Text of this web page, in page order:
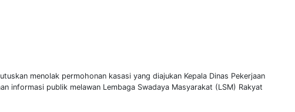
menolak permohonan kasasi yang diajukan Kepala Dinas Pekerjaan
informasi publik melawan Lembaga Swadaya Masyarakat (LSM) Rakyat